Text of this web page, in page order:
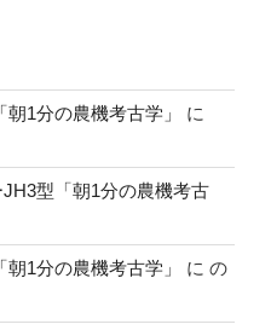
1分の農機考古学」
に
型「朝1分の農機考古
1分の農機考古学」 に の